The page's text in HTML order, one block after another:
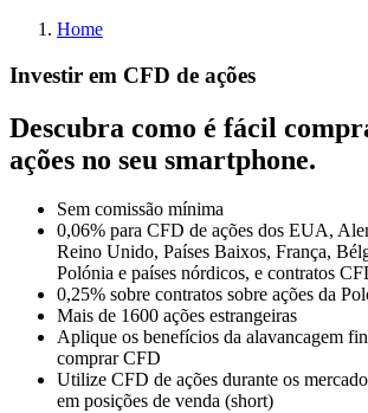
Home
Investir em CFD de ações
Descubra como é fácil
ações no seu smartphone.
Sem comissão mínima
0,06% para CFD de ações dos EUA,
Reino Unido, Países Baixos, França,
Polónia e países nórdicos, e contratos
0,25% sobre contratos sobre ações da
Mais de 1600 ações estrangeiras
Aplique os benefícios da alavancagem
comprar CFD
Utilize CFD de ações durante os
em posições de venda (short)